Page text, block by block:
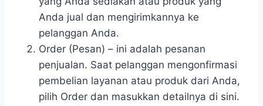
Anda jual dan mengirimkannya ke
pelanggan Anda.
Order (Pesan) – ini adalah pesanan
penjualan. Saat pelanggan mengonfirmasi
pembelian layanan atau produk dari Anda,
pilih Order dan masukkan detailnya di sini.